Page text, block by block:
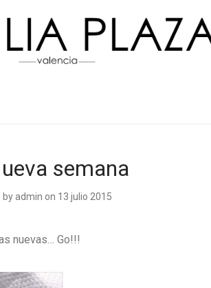
semana
by admin on 13 julio 2015
nuevas… Go!!!